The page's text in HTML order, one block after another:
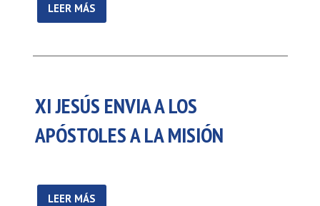
LEER MÁS
XI JESÚS ENVIA A LOS
APÓSTOLES A LA MISIÓN
LEER MÁS